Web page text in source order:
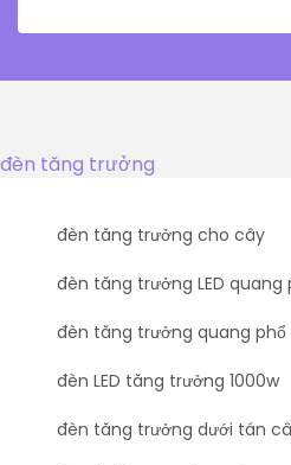
đèn tăng trưởng
đèn tăng trưởng cho cây
đèn tăng trưởng LED quang
đèn tăng trưởng quang phổ
đèn LED tăng trưởng 1000w
đèn tăng trưởng dưới tán